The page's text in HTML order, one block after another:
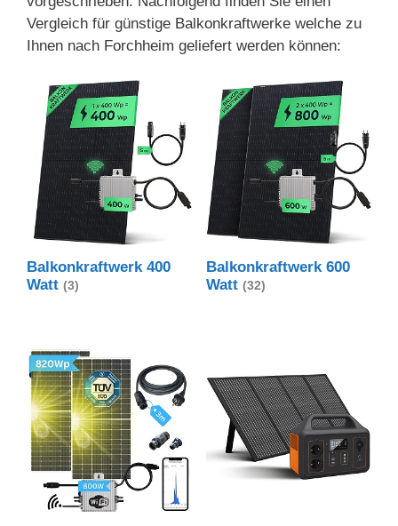
Vergleich für günstige Balkonkraftwerke welche zu
Ihnen nach Forchheim geliefert werden können:
Balkonkraftwerk 400
Watt (3)
Balkonkraftwerk 600
Watt (32)